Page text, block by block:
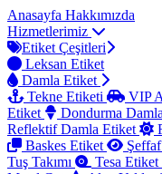
Anasayfa Hakkımızda
Hizmetlerimiz
Etiket Çeşitleri
Leksan Etiket
Damla Etiket
Tekne Etiketi
VIP
Etiket
Dondurma
Reflektif Damla Etiket
Baskes Etiket
Tuş Takımı
Tesa Etiket